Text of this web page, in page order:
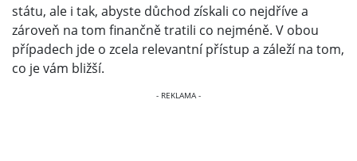
státu, ale i tak, abyste důchod získali co nejdříve a
zároveň na tom finančně tratili co nejméně. V obou
případech jde o zcela relevantní přístup a záleží na tom,
co je vám bližší.